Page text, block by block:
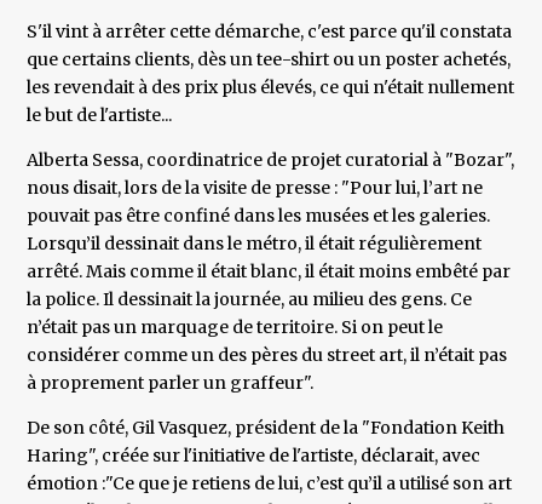
S'il vint à arrêter cette démarche, c'est parce qu'il constata
que certains clients, dès un tee-shirt ou un poster achetés,
les revendait à des prix plus élevés, ce qui n'était nullement
le but de l'artiste...
Alberta Sessa, coordinatrice de projet curatorial à "Bozar",
nous disait, lors de la visite de presse : "Pour lui, l’art ne
pouvait pas être confiné dans les musées et les galeries.
Lorsqu’il dessinait dans le métro, il était régulièrement
arrêté. Mais comme il était blanc, il était moins embêté par
la police. Il dessinait la journée, au milieu des gens. Ce
n’était pas un marquage de territoire. Si on peut le
considérer comme un des pères du street art, il n’était pas
à proprement parler un graffeur".
De son côté, Gil Vasquez, président de la "Fondation Keith
Haring", créée sur l'initiative de l'artiste, déclarait, avec
émotion :"Ce que je retiens de lui, c’est qu’il a utilisé son art